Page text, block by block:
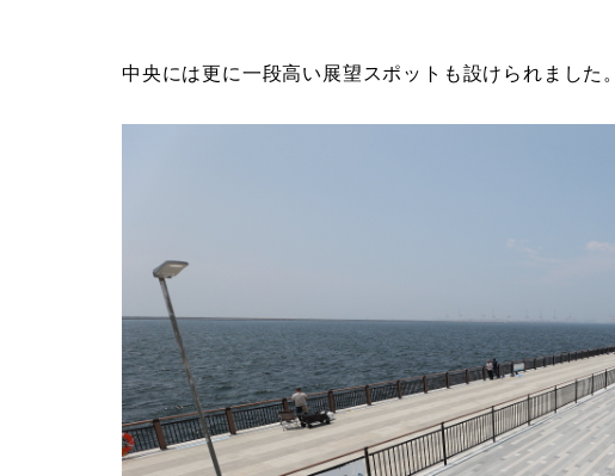
中央には更に一段高い展望スポットも設けられました。